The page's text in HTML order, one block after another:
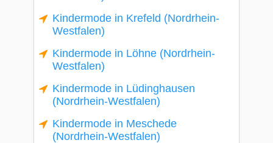
Kindermode in Krefeld (Nordrhein-
Westfalen)
Kindermode in Löhne (Nordrhein-
Westfalen)
Kindermode in Lüdinghausen
(Nordrhein-Westfalen)
Kindermode in Meschede
(Nordrhein-Westfalen)